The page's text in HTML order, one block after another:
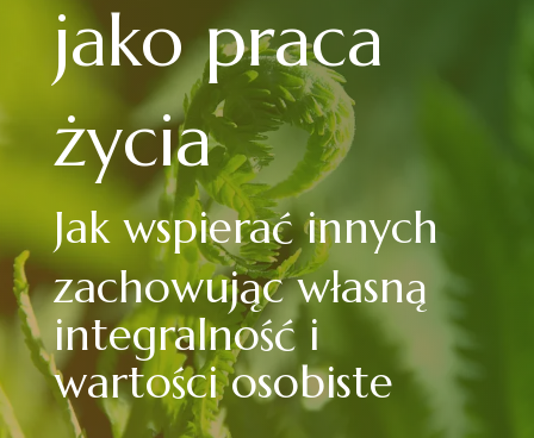
jako praca
życia
Jak wspierać innych
zachowując własną
integralność i
wartości osobiste